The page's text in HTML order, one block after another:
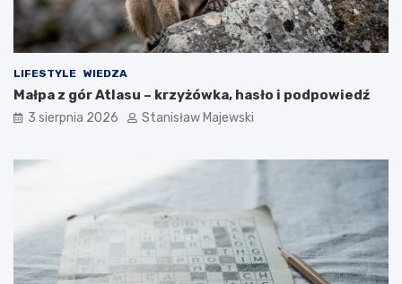
LIFESTYLE WIEDZA
Małpa z gór Atlasu – krzyżówka, hasło i podpowiedź
3 sierpnia 2026 Stanisław Majewski